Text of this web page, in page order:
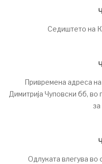
Седиштето на
Привремена адреса
Димитрија Чуповски бб,
Одлуката влегува во